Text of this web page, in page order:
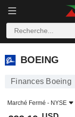
BOEING
BOEING
Finances Boeing
Marché Fermé - NYSE